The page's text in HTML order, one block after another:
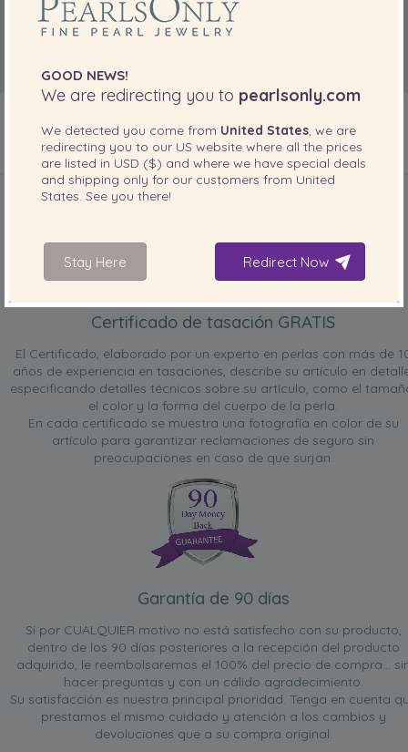
INCLUIDO CON SU PRODUCTO
Certificado de tasación GRATIS
El Certificado, elaborado por un experto en perlas con más de
años de experiencia en tasaciones, describe su artículo en
especificando detalles técnicos sobre su artículo, como el
el color y la forma del cuerpo de la perla.
En cada certificado se muestra una fotografía en color de su
artículo para garantizar reclamaciones de seguro sin
preocupaciones en caso de que surjan.
Garantía de 90 días
Si por CUALQUIER motivo no está satisfecho con su producto,
dentro de los 90 días posteriores a la recepción del producto
adquirido, le reembolsaremos el 100% del precio de compra...
hacer preguntas y con un cálido agradecimiento.
Su satisfacción es nuestra principal prioridad. Tenga en cuenta
prestamos el mismo cuidado y atención a los cambios y
devoluciones que a su compra original.
GOOD NEWS!
We are redirecting you to pearlsonly.com
We detected you come from United States, we are
redirecting you to our US website where all the prices
are listed in USD ($) and where we have special deals
and shipping only for our customers from United
States. See you there!
Stay Here Redirect Now